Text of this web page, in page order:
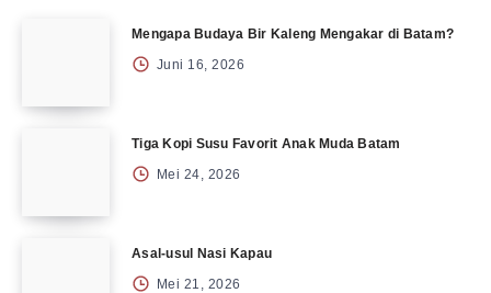
Mengapa Budaya Bir Kaleng Mengakar di Batam?
Juni 16, 2026
Tiga Kopi Susu Favorit Anak Muda Batam
Mei 24, 2026
Asal-usul Nasi Kapau
Mei 21, 2026